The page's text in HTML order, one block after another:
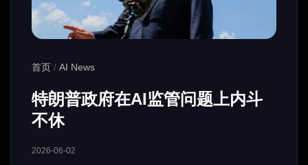
首页 / AI News
特朗普政府在AI监管问题上内斗
不休
2026-06-02